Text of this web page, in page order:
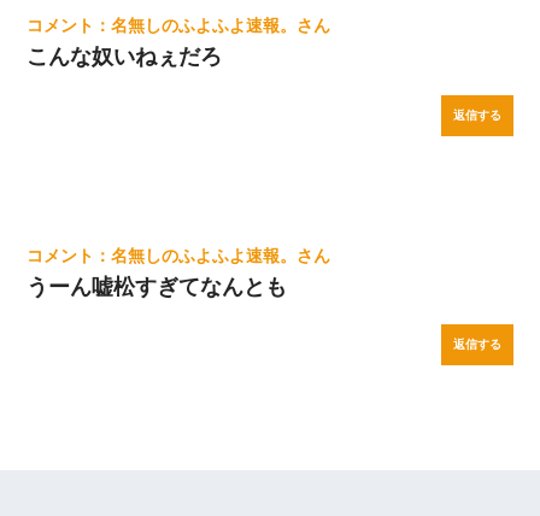
名無しのふよふよ速報。
こんな奴いねぇだろ
返信する
名無しのふよふよ速報。
うーん嘘松すぎてなんとも
返信する